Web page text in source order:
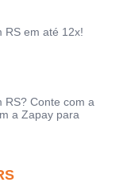
RS em até 12x!
RS? Conte com a
a Zapay para